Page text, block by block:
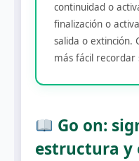
continuidad o
finalización o
salida o extinción.
más fácil recordar
Go on:
estructura y